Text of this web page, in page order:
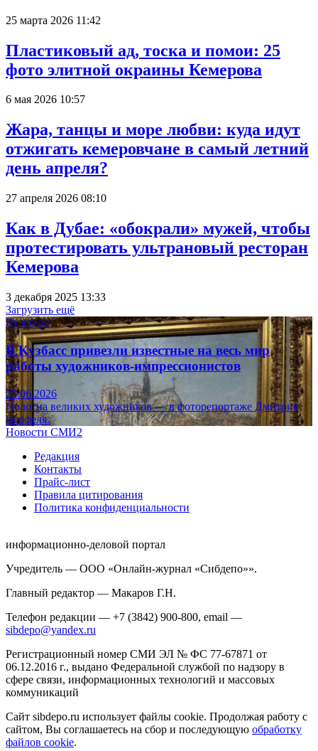
25 марта 2026 11:42
Пластиковый ад, тоска и помои: 25
фото элитной окраины Кемерова
6 мая 2026 10:57
Жара, танцы и море любви: куда идут
отжигать кемеровчане в самый летний
день апреля?
27 апреля 2026 08:10
Как в Дубае: «обокрали» мужей, чтобы
протестировать ультрановый ресторан
Кемерова
3 декабря 2025 13:33
Загрузить ещё
Культура
В Кузбасс привезли известные на весь мир
работы художников-импрессионистов
23.06.2026
Полотна великих художников — в фоторепортаже Дмитрия
Верфеля.
Новости СМИ2
Редакция
Контакты
Прайс-лист
Правила цитирования
Политика конфиденциальности
информационно-деловой портал
Учредитель — ООО «Онлайн-журнал «Сибдепо»».
Главный редактор — Макаров Г.Н.
Телефон редакции — +7 (3842) 900-800, email —
sibdepo@yandex.ru
Регистрационный номер СМИ ЭЛ № ФС 77-67871 от
06.12.2016 г., выдано Федеральной службой по надзору в
сфере связи, информационных технологий и массовых
коммуникаций
Сайт sibdepo.ru использует файлы cookie. Продолжая работу с
сайтом, Вы соглашаетесь на сбор и последующую обработку
файлов cookie.